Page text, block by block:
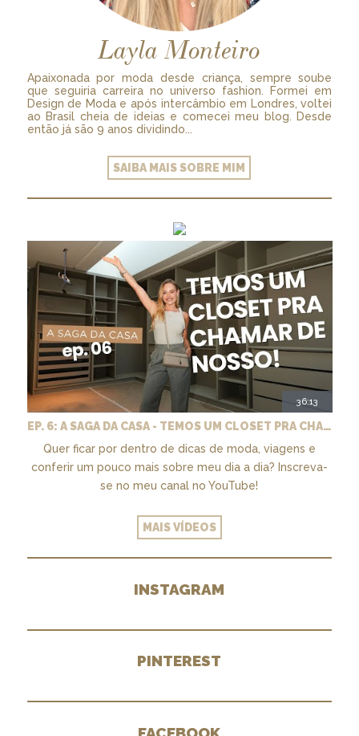
Layla Monteiro
Apaixonada por moda desde criança, sempre soube
que seguiria carreira no universo fashion. Formei em
Design de Moda e após intercâmbio em Londres, voltei
ao Brasil cheia de ideias e comecei meu blog. Desde
então já são 9 anos dividindo...
SAIBA MAIS SOBRE MIM
36:13
EP. 6: A SAGA DA CASA - TEMOS UM CLOSET PRA CHAMAR DE NOSSO + MARCENARIA E PAISAGISMO
Quer ficar por dentro de dicas de moda, viagens e
conferir um pouco mais sobre meu dia a dia? Inscreva-
se no meu canal no YouTube!
MAIS VÍDEOS
INSTAGRAM
PINTEREST